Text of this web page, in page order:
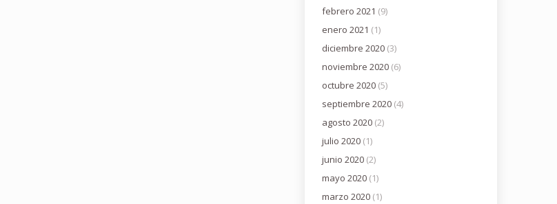
febrero 2021 (9)
enero 2021 (1)
diciembre 2020(3)
noviembre 2020(6)
octubre 2020(5)
septiembre 2020(4)
agosto 2020(2)
julio 2020(1)
junio 2020(2)
mayo 2020(1)
marzo 2020(1)